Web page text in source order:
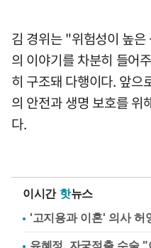
김 경위는 "위험성이 높
의 이야기를 차분히 들어
히 구조돼 다행이다. 앞으
의 안전과 생명 보호를 위
다.
이시간 핫뉴스
'고지용과 이혼' 의사 허
유혜정, 자궁적출 수술